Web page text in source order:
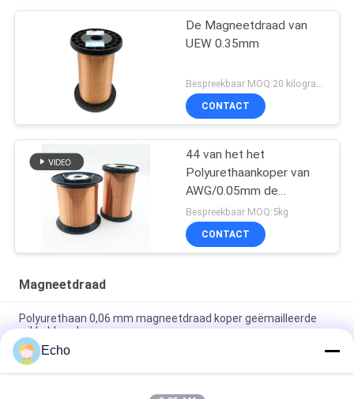
De Magneetdraad van
UEW 0.35mm
CONTACT
44 van het het
Polyurethaankoper van
AWG/0.05mm de
Magneetdraad
Bespreekbaar MOQ:5kg
CONTACT
Magneetdraad
Polyurethaan 0,06 mm magneetdraad koper geëmailleerde
wikkeldraad
0.15mm gelaagd koperen wikkeldraad gelaagd draad
meetgrafiek
Echo